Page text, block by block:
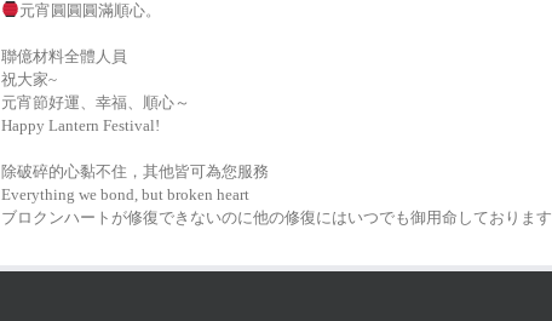
元宵圓圓圓滿順心。
聯億材料全體人員
祝大家~
元宵節好運、幸福、順心～
Happy Lantern Festival!
除破碎的心黏不住，其他皆可為您服務
Everything we bond, but broken heart
ブロクンハートが修復できないのに他の修復にはいつでも御用命しております